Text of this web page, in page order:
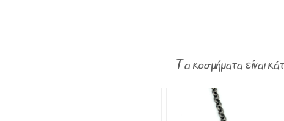
Τα κοσμήματα είναι